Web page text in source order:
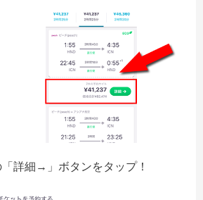
詳細→」ボタンをタップ！